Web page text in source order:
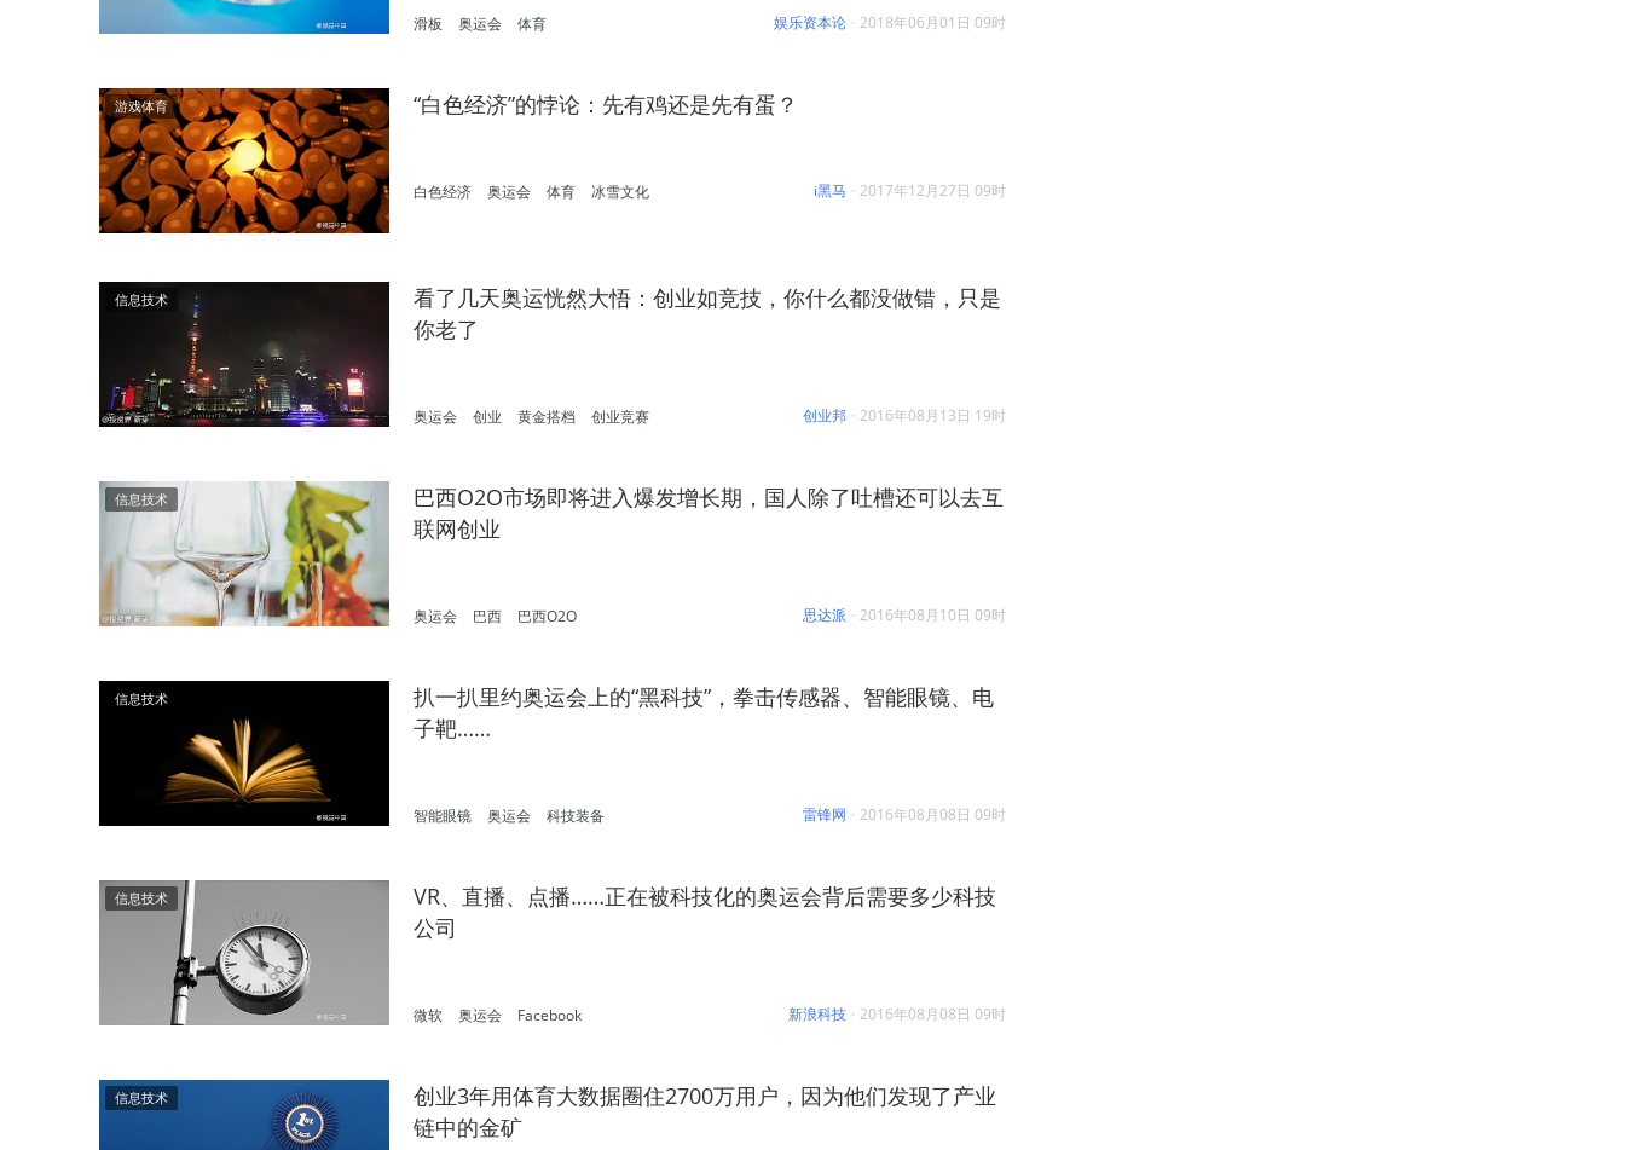
娱乐资本论 · 2018年06月01日 09时
滑板 奥运会 体育
游戏体育 “白色经济”的悖论：先有鸡还是先有蛋？
i黑马 · 2017年12月27日 09时
白色经济 奥运会 体育 冰雪文化
信息技术
看了几天奥运恍然大悟：创业如竞技，你什么都没做错，只是
你老了
创业邦 · 2016年08月13日 19时
奥运会 创业 黄金搭档 创业竞赛
信息技术
巴西O2O市场即将进入爆发增长期，国人除了吐槽还可以去互
联网创业
思达派 · 2016年08月10日 09时
奥运会 巴西 巴西O2O
信息技术
扒一扒里约奥运会上的“黑科技”，拳击传感器、智能眼镜、电
子靶……
雷锋网 · 2016年08月08日 09时
智能眼镜 奥运会 科技装备
信息技术
VR、直播、点播……正在被科技化的奥运会背后需要多少科技
公司
新浪科技 · 2016年08月08日 09时
微软 奥运会 Facebook
信息技术
创业3年用体育大数据圈住2700万用户，因为他们发现了产业
链中的金矿